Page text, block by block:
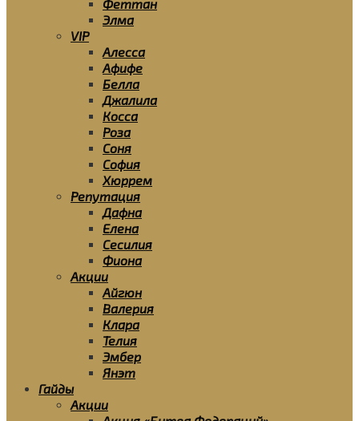
Феттан
Элма
VIP
Алесса
Афифе
Белла
Джалила
Косса
Роза
Соня
София
Хюррем
Репутация
Дафна
Елена
Сесилия
Фиона
Акции
Айгюн
Валерия
Клара
Телия
Эмбер
Янэт
Гайды
Акции